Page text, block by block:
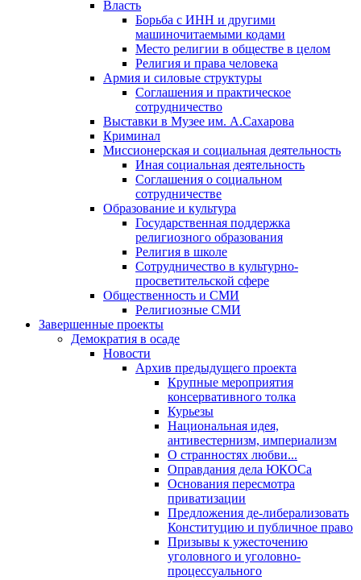
Власть
Борьба с ИНН и другими
машиночитаемыми кодами
Место религии в обществе в целом
Религия и права человека
Армия и силовые структуры
Соглашения и практическое
сотрудничество
Выставки в Музее им. А.Сахарова
Криминал
Миссионерская и социальная деятельность
Иная социальная деятельность
Соглашения о социальном
сотрудничестве
Образование и культура
Государственная поддержка
религиозного образования
Религия в школе
Сотрудничество в культурно-
просветительской сфере
Общественность и СМИ
Религиозные СМИ
Завершенные проекты
Демократия в осаде
Новости
Архив предыдущего проекта
Крупные мероприятия
консервативного толка
Курьезы
Национальная идея,
антивестернизм, империализм
О странностях любви...
Оправдания дела ЮКОСа
Основания пересмотра
приватизации
Предложения де-либерализовать
Конституцию и публичное право
Призывы к ужесточению
уголовного и уголовно-
процессуального